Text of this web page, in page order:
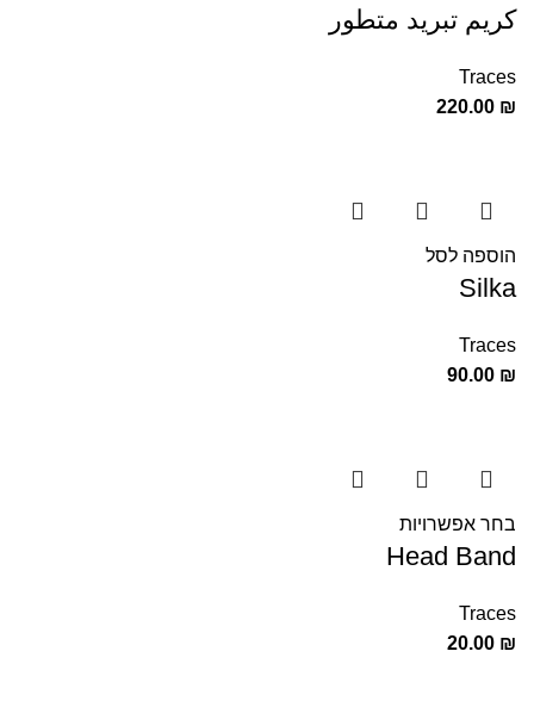
كريم تبريد متطور
Traces
220.00 ₪
הוספה לסל
Silka
Traces
90.00 ₪
בחר אפשרויות
Head Band
Traces
20.00 ₪